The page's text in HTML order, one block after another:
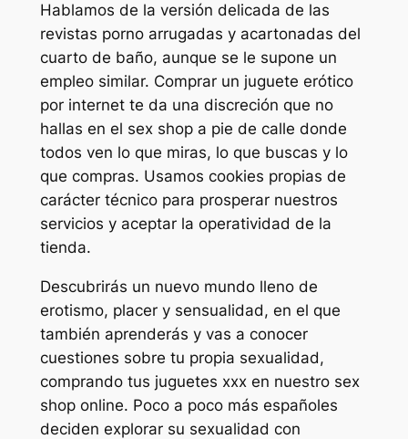
Hablamos de la versión delicada de las
revistas porno arrugadas y acartonadas del
cuarto de baño, aunque se le supone un
empleo similar. Comprar un juguete erótico
por internet te da una discreción que no
hallas en el sex shop a pie de calle donde
todos ven lo que miras, lo que buscas y lo
que compras. Usamos cookies propias de
carácter técnico para prosperar nuestros
servicios y aceptar la operatividad de la
tienda.
Descubrirás un nuevo mundo lleno de
erotismo, placer y sensualidad, en el que
también aprenderás y vas a conocer
cuestiones sobre tu propia sexualidad,
comprando tus juguetes xxx en nuestro sex
shop online. Poco a poco más españoles
deciden explorar su sexualidad con